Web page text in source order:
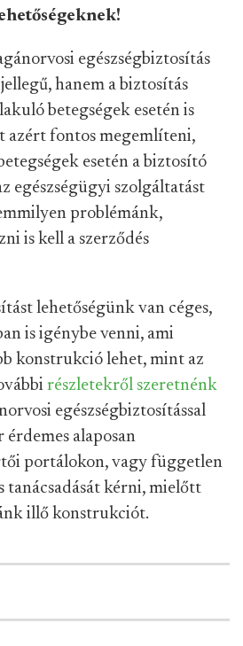
egészségbiztosítás
hanem a biztosítás
betegségek esetén is
azért fontos megemlíteni,
esetén a biztosító
egészségügyi szolgáltatást
problémánk,
is kell a szerződés